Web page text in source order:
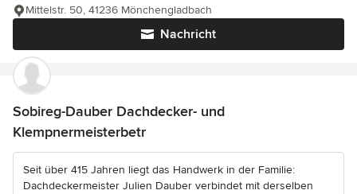
Nachricht
Mittelstr. 50, 41236 Mönchengladbach
Sobireg-Dauber Dachdecker- und
Klempnermeisterbetr
Seit über 415 Jahren liegt das Handwerk in der Familie:
Dachdeckermeister Julien Dauber verbindet mit derselben